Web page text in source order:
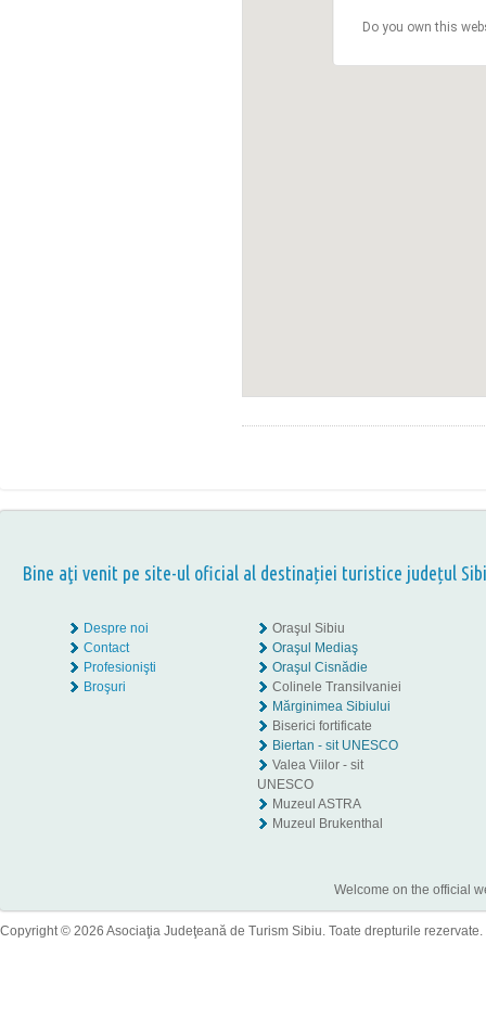
Do you own this
Bine aţi venit pe site-ul oficial al destinației turistice județul
Despre noi
Contact
Profesionişti
Broşuri
Oraşul Sibiu
Oraşul Mediaş
Oraşul Cisnădie
Colinele Transilvaniei
Mărginimea Sibiului
Biserici fortificate
Biertan - sit UNESCO
Valea Viilor - sit
UNESCO
Muzeul ASTRA
Muzeul Brukenthal
Welcome on the official
Copyright © 2026 Asociaţia Judeţeană de Turism Sibiu. Toate drepturile rezervate.